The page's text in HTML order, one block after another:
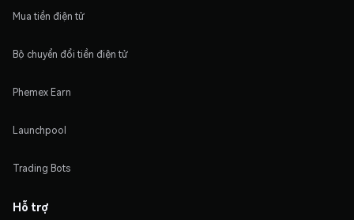
Mua tiền điện tử
Bộ chuyển đổi tiền điện tử
Phemex Earn
Launchpool
Trading Bots
Hỗ trợ